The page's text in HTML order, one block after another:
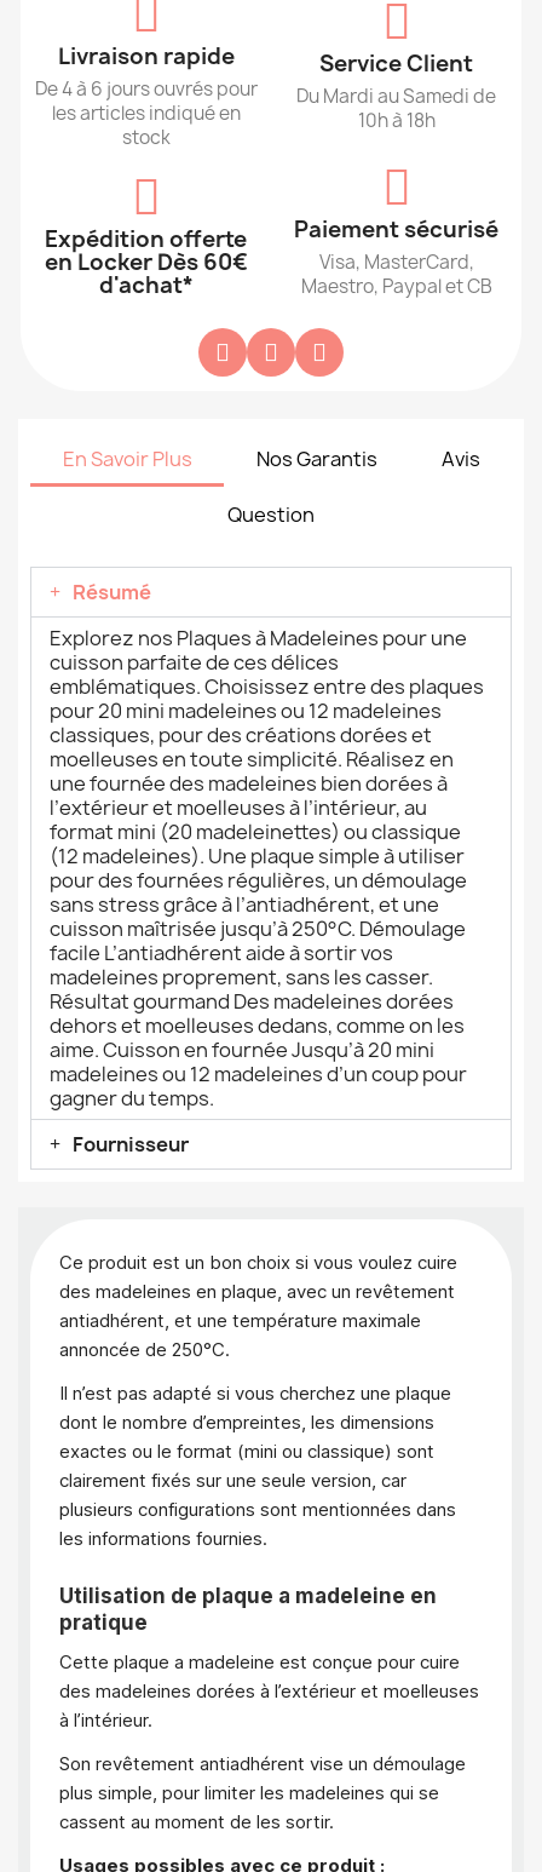
Livraison rapide
De 4 à 6 jours ouvrés pour
les articles indiqué en
stock
Expédition offerte
en Locker Dès 60€
d'achat*
Service Client
Du Mardi au Samedi de
10h à 18h
Paiement sécurisé
Visa, MasterCard,
Maestro, Paypal et CB
En Savoir Plus Nos Garantis Avis
Question
Résumé
Explorez nos Plaques à Madeleines pour une
cuisson parfaite de ces délices
emblématiques. Choisissez entre des plaques
pour 20 mini madeleines ou 12 madeleines
classiques, pour des créations dorées et
moelleuses en toute simplicité. Réalisez en
une fournée des madeleines bien dorées à
l’extérieur et moelleuses à l’intérieur, au
format mini (20 madeleinettes) ou classique
(12 madeleines). Une plaque simple à utiliser
pour des fournées régulières, un démoulage
sans stress grâce à l’antiadhérent, et une
cuisson maîtrisée jusqu’à 250°C. Démoulage
facile L’antiadhérent aide à sortir vos
madeleines proprement, sans les casser.
Résultat gourmand Des madeleines dorées
dehors et moelleuses dedans, comme on les
aime. Cuisson en fournée Jusqu’à 20 mini
madeleines ou 12 madeleines d’un coup pour
gagner du temps.
Fournisseur
Ce produit est un bon choix si vous voulez cuire
des madeleines en plaque, avec un revêtement
antiadhérent, et une température maximale
annoncée de 250°C.
Il n’est pas adapté si vous cherchez une plaque
dont le nombre d’empreintes, les dimensions
exactes ou le format (mini ou classique) sont
clairement fixés sur une seule version, car
plusieurs configurations sont mentionnées dans
les informations fournies.
Utilisation de plaque a madeleine en
pratique
Cette plaque a madeleine est conçue pour cuire
des madeleines dorées à l’extérieur et moelleuses
à l’intérieur.
Son revêtement antiadhérent vise un démoulage
plus simple, pour limiter les madeleines qui se
cassent au moment de les sortir.
Usages possibles avec ce produit :